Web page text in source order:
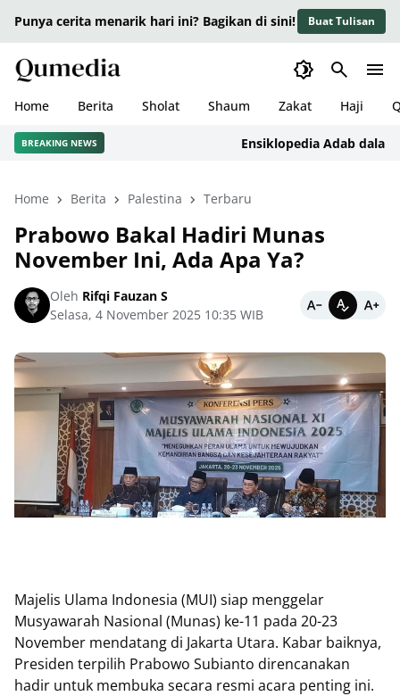
Punya cerita menarik hari ini? Bagikan di sini! Buat Tulisan
Home Berita Sholat Shaum Zakat Haji
BREAKING NEWS Ensiklopedia Adab dalam
Home Berita Palestina Terbaru
Prabowo Bakal Hadiri Munas
November Ini, Ada Apa Ya?
Oleh Rifqi Fauzan S
Selasa, 4 November 2025 10:35 WIB
Majelis Ulama Indonesia (MUI) siap menggelar
Musyawarah Nasional (Munas) ke-11 pada 20-23
November mendatang di Jakarta Utara. Kabar baiknya,
Presiden terpilih Prabowo Subianto direncanakan
hadir untuk membuka secara resmi acara penting ini.